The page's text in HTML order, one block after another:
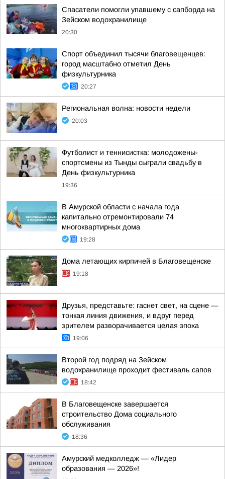
Спасатели помогли упавшему с сапборда на
Зейском водохранилище
20:30
Спорт объединил тысячи благовещенцев:
город масштабно отметил День
физкультурника
20:27
Региональная волна: новости недели
20:03
Футболист и теннисистка: молодожены-
спортсмены из Тынды сыграли свадьбу в
День физкультурника
19:36
В Амурской области с начала года
капитально отремонтировали 74
многоквартирных дома
19:28
Дома летающих кирпичей в Благовещенске
19:18
Друзья, представьте: гаснет свет, на сцене —
тонкая линия движения, и вдруг перед
зрителем разворачивается целая эпоха
19:06
Второй год подряд на Зейском
водохранилище проходит фестиваль сапов
18:42
В Благовещенске завершается
строительство Дома социального
обслуживания
18:36
Амурский медколледж — «Лидер
образования — 2026»!